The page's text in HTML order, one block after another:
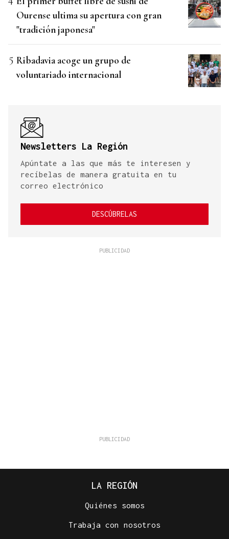
Ourense ultima su apertura con gran
"tradición japonesa"
Ribadavia acoge un grupo de
voluntariado internacional
Newsletters La Región
Apúntate a las que más te interesen y
recíbelas de manera gratuita en tu
correo electrónico
DESCÚBRELAS
LA REGIÓN
Quiénes somos
Trabaja con nosotros